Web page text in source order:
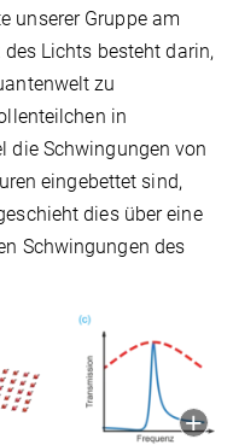
unserer Gruppe am
Lichts besteht darin,
zu
in
die Schwingungen von
eingebettet sind,
dies über eine
Schwingungen des